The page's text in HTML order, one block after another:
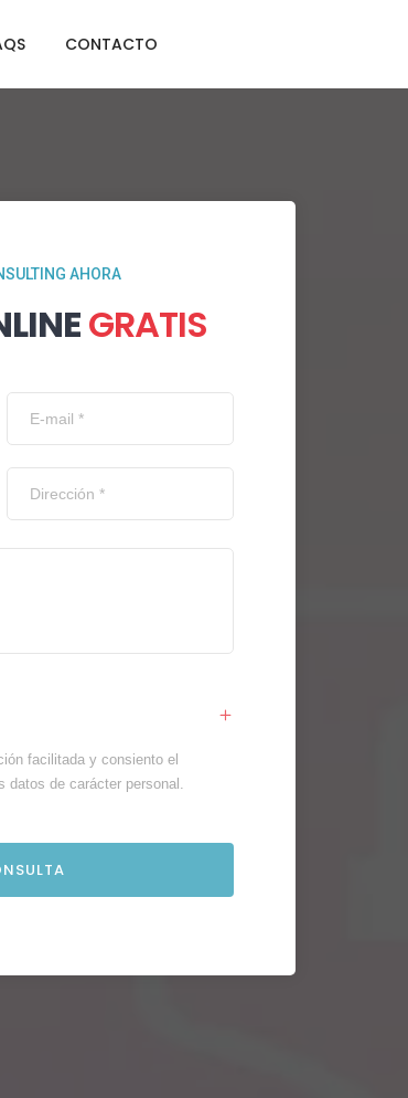
CONTACTO
AHORA
GRATIS
facilitada y consiento el
datos de carácter personal.